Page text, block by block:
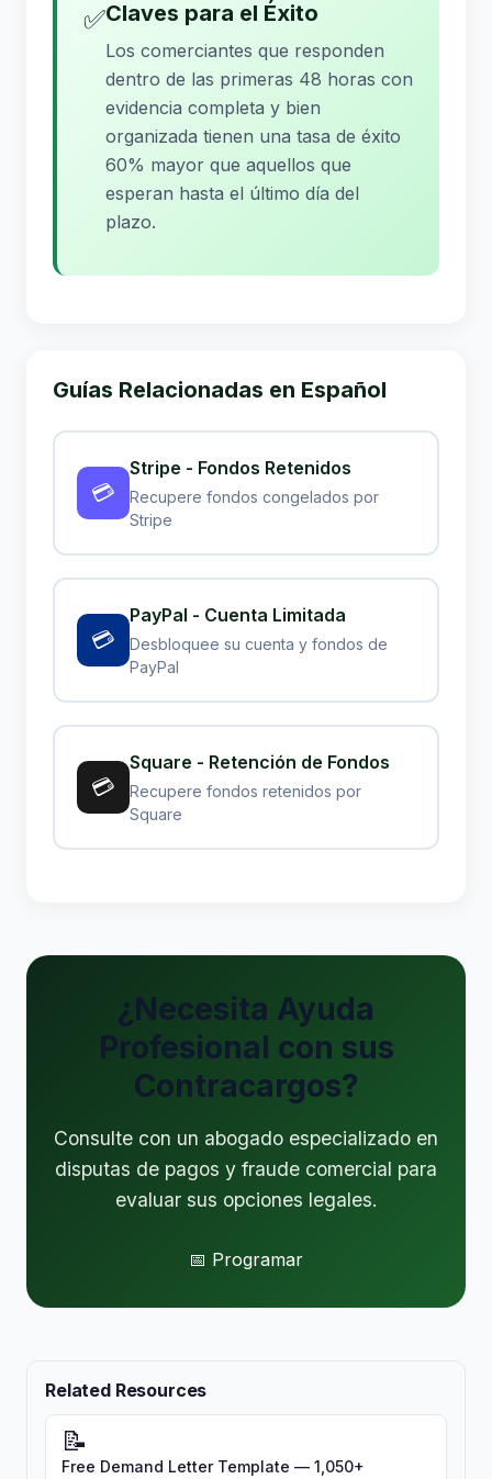
✅Claves para el Éxito
Los comerciantes que responden
dentro de las primeras 48 horas con
evidencia completa y bien
organizada tienen una tasa de éxito
60% mayor que aquellos que
esperan hasta el último día del
plazo.
Guías Relacionadas en Español
💳
Stripe - Fondos Retenidos
Recupere fondos congelados por
Stripe
💳
PayPal - Cuenta Limitada
Desbloquee su cuenta y fondos de
PayPal
💳
Square - Retención de Fondos
Recupere fondos retenidos por
Square
¿Necesita Ayuda
Profesional con sus
Contracargos?
Consulte con un abogado especializado en
disputas de pagos y fraude comercial para
evaluar sus opciones legales.
📅 Programar
Related Resources
📝
Free Demand Letter Template — 1,050+